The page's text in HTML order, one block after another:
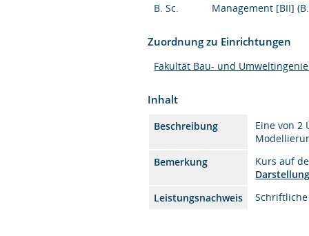
B. Sc.
Management [BII]
Zuordnung zu Einrichtungen
Fakultät Bau- und
Inhalt
Beschreibung
Eine von 2
Bemerkung
Kurs auf
Leistungsnachweis